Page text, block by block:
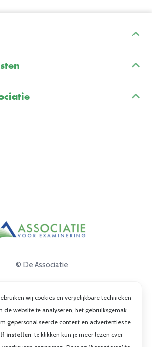
© De Associatie
Cookies
wij cookies en vergelijkbare technieken
de website te analyseren, het gebruiksgemak
gepersonaliseerde content en advertenties te
instellen’ te klikken kun je meer lezen over